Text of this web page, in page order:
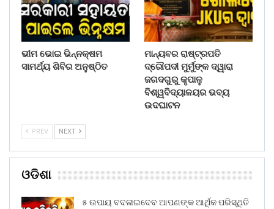
ଭୀମ ଭୋଇ ଭିନ୍ନକ୍ଷମ
ସାମର୍ଥ୍ୟ ଶିବିର ଅନୁଷ୍ଠିତ
ମାନ୍ୟବର ରାଷ୍ଟ୍ରପତି
ଦ୍ରୌପଦୀ ମୁର୍ମୁଙ୍କ ଦ୍ୱାରା
ଜଗଦଗୁରୁ କୃପାଳୁ
ବିଶ୍ୱବିଦ୍ୟାଳୟର ଭବ୍ୟ
ଉଦଘାଟନ
PREV NEXT
ଓଡିଶା
୫ ଉପାୟ ବଦଳାଇଦେବ ଆପଣଙ୍କ ଆର୍ଥିକ ପରିସ୍ଥିତି